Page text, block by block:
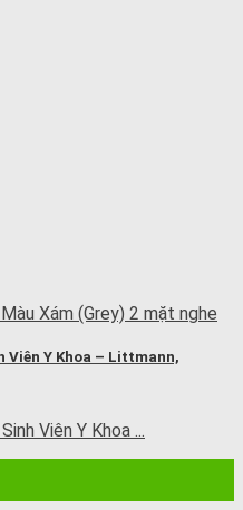
Viên Y Khoa – Littmann,
Viên Y Khoa ...